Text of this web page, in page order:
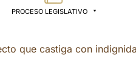
PROCESO LEGISLATIVO
que castiga con